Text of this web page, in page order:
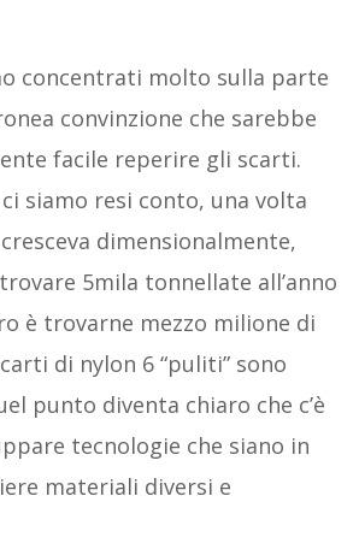
concentrati molto sulla parte
convinzione che sarebbe
facile reperire gli scarti.
siamo resi conto, una volta
dimensionalmente,
5mila tonnellate all’anno
è trovarne mezzo milione di
di nylon 6 “puliti” sono
punto diventa chiaro che c’è
tecnologie che siano in
materiali diversi e